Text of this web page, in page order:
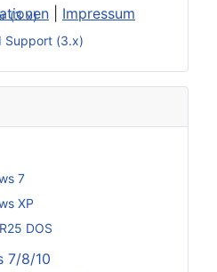
(3.x)
Support (3.x)
7
XP
DOS
7/8/10
Impressum